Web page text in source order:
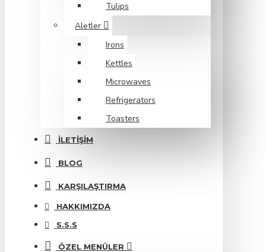
Tulips
Aletler
Irons
Kettles
Microwaves
Refrigerators
Toasters
İLETIŞIM
BLOG
KARŞILAŞTIRMA
HAKKIMIZDA
S.S.S
ÖZEL MENÜLER